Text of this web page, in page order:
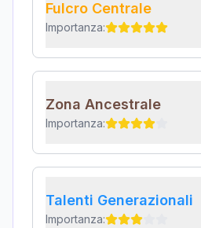
Fulcro Centrale
Importanza:
Zona Ancestrale
Importanza:
Talenti Generazionali
Importanza: